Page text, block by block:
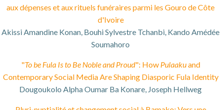
aux dépenses et aux rituels funéraires parmi les Gouro de Côte
d'Ivoire
Akissi Amandine Konan, Bouhi Sylvestre Tchanbi, Kando Amédée
Soumahoro
"To be Fula Is to Be Noble and Proud": How Pulaakuand
Contemporary Social Media Are Shaping Diasporic Fula Identity
Dougoukolo Alpha Oumar Ba Konare, Joseph Hellweg